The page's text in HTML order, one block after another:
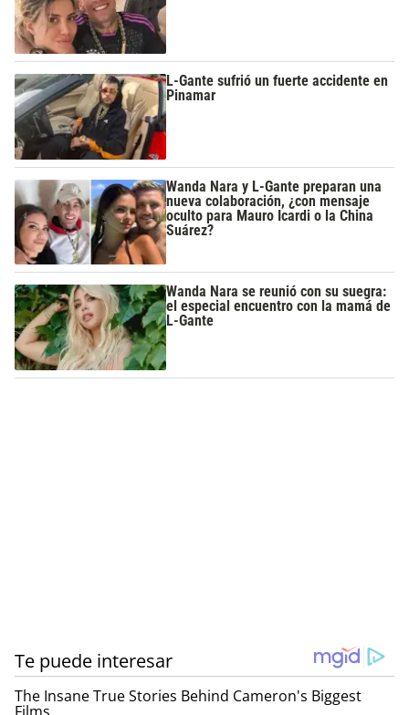
L-Gante sufrió un fuerte accidente en
Pinamar
Wanda Nara y L-Gante preparan una
nueva colaboración, ¿con mensaje
oculto para Mauro Icardi o la China
Suárez?
Wanda Nara se reunió con su suegra:
el especial encuentro con la mamá de
L-Gante